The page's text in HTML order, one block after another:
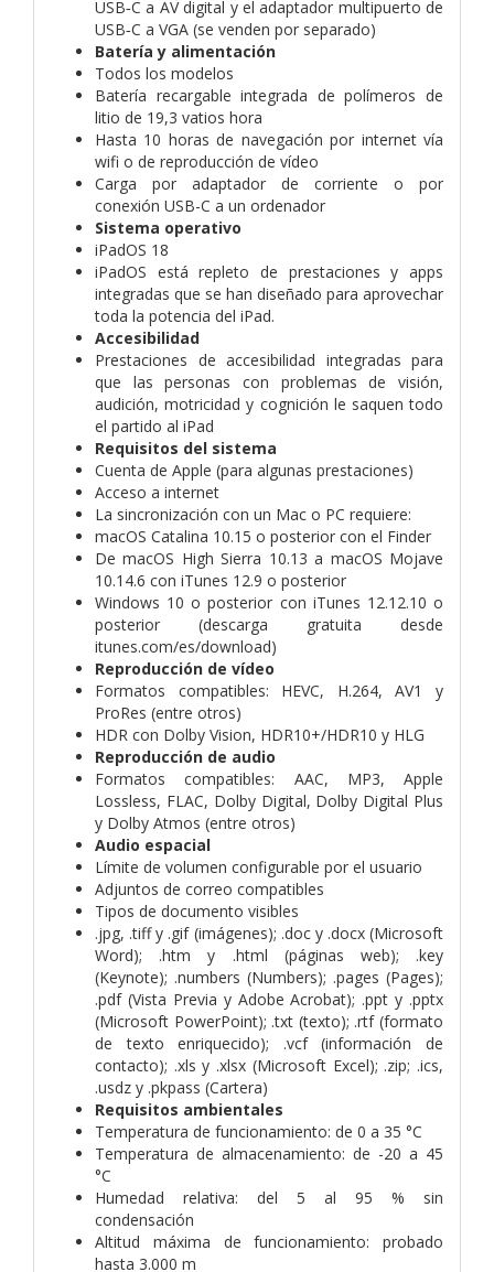
USB‑C a AV digital y el adaptador multipuerto de
USB‑C a VGA (se venden por separado)
Batería y alimentación
Todos los modelos
Batería recargable integrada de polímeros de
litio de 19,3 vatios hora
Hasta 10 horas de navegación por internet vía
wifi o de reproducción de vídeo
Carga por adaptador de corriente o por
conexión USB-C a un ordenador
Sistema operativo
iPadOS 18
iPadOS está repleto de prestaciones y apps
integradas que se han diseñado para aprovechar
toda la potencia del iPad.
Accesibilidad
Prestaciones de accesibilidad integradas para
que las personas con problemas de visión,
audición, motricidad y cognición le saquen todo
el partido al iPad
Requisitos del sistema
Cuenta de Apple (para algunas prestaciones)
Acceso a internet
La sincronización con un Mac o PC requiere:
macOS Catalina 10.15 o posterior con el Finder
De macOS High Sierra 10.13 a macOS Mojave
10.14.6 con iTunes 12.9 o posterior
Windows 10 o posterior con iTunes 12.12.10 o
posterior (descarga gratuita desde
itunes.com/es/download)
Reproducción de vídeo
Formatos compatibles: HEVC, H.264, AV1 y
ProRes (entre otros)
HDR con Dolby Vision, HDR10+/HDR10 y HLG
Reproducción de audio
Formatos compatibles: AAC, MP3, Apple
Lossless, FLAC, Dolby Digital, Dolby Digital Plus
y Dolby Atmos (entre otros)
Audio espacial
Límite de volumen configurable por el usuario
Adjuntos de correo compatibles
Tipos de documento visibles
.jpg, .tiff y .gif (imágenes); .doc y .docx (Microsoft
Word); .htm y .html (páginas web); .key
(Keynote); .numbers (Numbers); .pages (Pages);
.pdf (Vista Previa y Adobe Acrobat); .ppt y .pptx
(Microsoft PowerPoint); .txt (texto); .rtf (formato
de texto enriquecido); .vcf (información de
contacto); .xls y .xlsx (Microsoft Excel); .zip; .ics,
.usdz y .pkpass (Cartera)
Requisitos ambientales
Temperatura de funcionamiento: de 0 a 35 °C
Temperatura de almacena­miento: de -20 a 45
°C
Humedad relativa: del 5 al 95 % sin
condensación
Altitud máxima de funcionamiento: probado
hasta 3.000 m